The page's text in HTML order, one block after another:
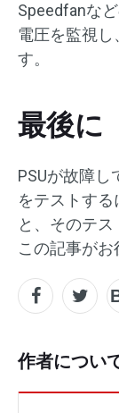
Speedfanな
電圧を監視し
す。
最後に
PSUが故障し
をテストする
と、そのテス
この記事がお
作者につい